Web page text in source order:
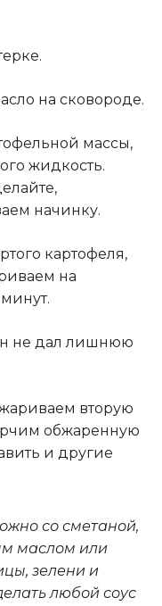
на сковороде.
массы,
жидкость.
начинку.
картофеля,
на
не дал лишнюю
вторую
обжаренную
и другие
со сметаной,
маслом или
зелени и
любой соус